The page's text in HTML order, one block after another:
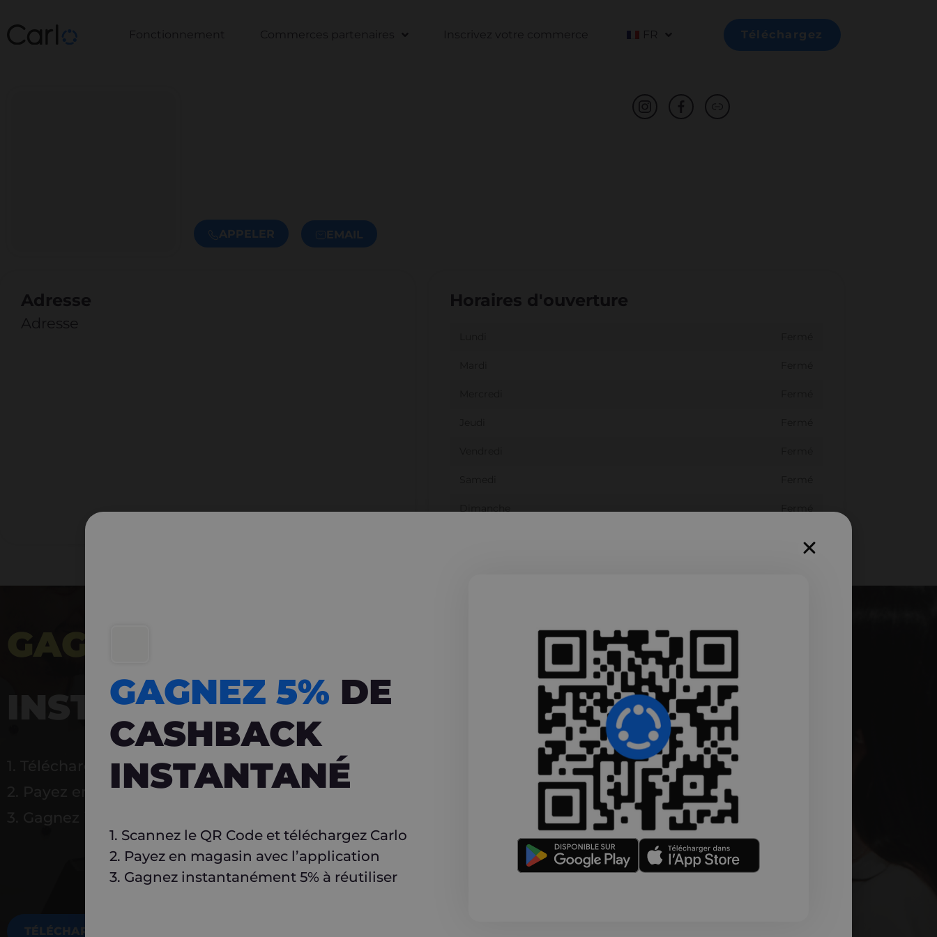
Fonctionnement Commerces partenaires Inscrivez votre commerce FR Téléchargez
APPELER EMAIL
Adresse
Adresse
Horaires d'ouverture
GAGNEZ 5%
INSTANTANÉ
1. Téléchargez Carlo
2. Payez en magasin avec l’application
TÉLÉCHARGEZ MAINTENANT
GAGNEZ 5% DE
CASHBACK
INSTANTANÉ
1. Scannez le QR Code et téléchargez Carlo
2. Payez en magasin avec l’application
3. Gagnez instantanément 5% à réutiliser